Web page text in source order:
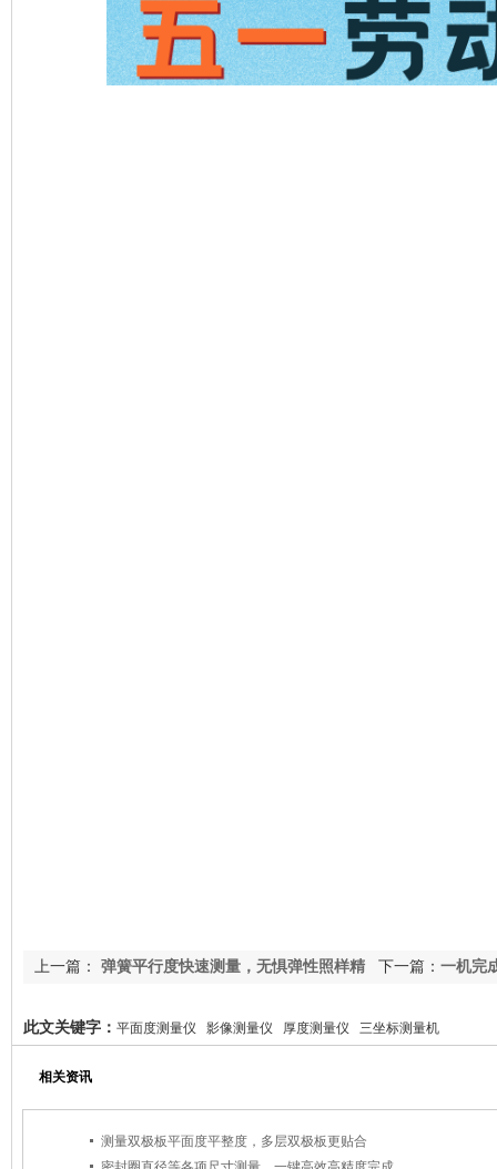
下一篇： 一机完
上一篇：
弹簧平行度快速测量，无惧弹性照样精
此文关键字： 平面度测量仪 影像测量仪 厚度测量仪 三坐标测量机
相关资讯
测量双极板平面度平整度，多层双极板更贴合